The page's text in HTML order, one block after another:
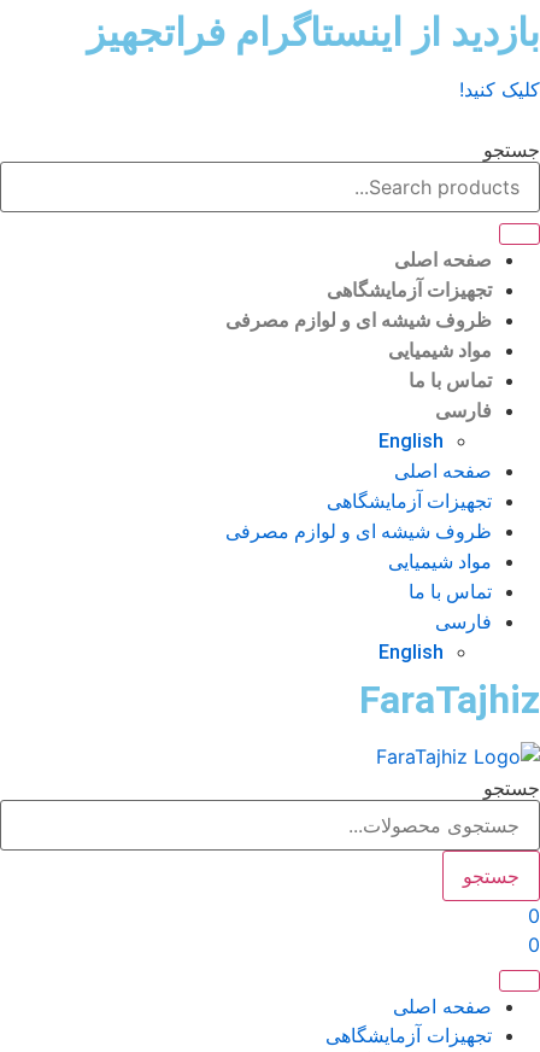
از اینستاگرام فراتجهیز
کنید!
صفحه اصلی
تجهیزات آزمایشگاهی
ظروف شیشه ای و لوازم مصرفی
مواد شیمیایی
تماس با ما
فارسی
English
صفحه اصلی
تجهیزات آزمایشگاهی
ظروف شیشه ای و لوازم مصرفی
مواد شیمیایی
تماس با ما
فارسی
English
جستجو
صفحه اصلی
تجهیزات آزمایشگاهی